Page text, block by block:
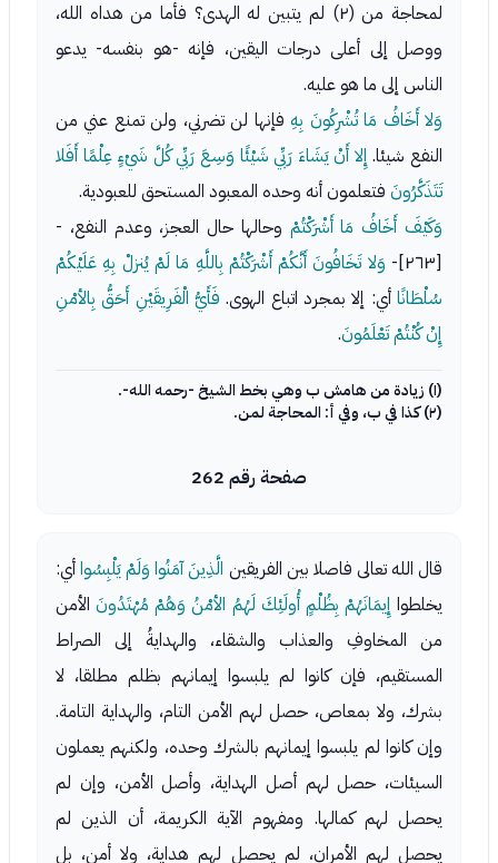
لمحاجة من (٢) لم يتبين له الهدى؟ فأما من هداه الله،
ووصل إلى أعلى درجات اليقين، فإنه -هو بنفسه- يدعو
الناس إلى ما هو عليه.
وَلا أَخَافُ مَا تُشْرِكُونَ بِهِفإنها لن تضرني، ولن تمنع عني من
النفع شيئا. إِلا أَنْ يَشَاءَ رَبِّي شَيْئًا وَسِعَ رَبِّي كُلَّ شَيْءٍ عِلْمًا أَفَلا
تَتَذَكَّرُونَ فتعلمون أنه وحده المعبود المستحق للعبودية.
وَكَيْفَ أَخَافُ مَا أَشْرَكْتُمْ وحالها حال العجز، وعدم النفع، -
[٢٦٣]-
وَلا تَخَافُونَ أَنَّكُمْ أَشْرَكْتُمْ بِاللَّهِ مَا لَمْ يُنزلْ بِهِ عَلَيْكُمْ
سُلْطَانًا أي: إلا بمجرد اتباع الهوى. فَأَيُّ الْفَرِيقَيْنِ أَحَقُّ بِالأمْنِ
إِنْ كُنْتُمْ تَعْلَمُونَ.
(١) زيادة من هامش ب وهي بخط الشيخ -رحمه الله-.
(٢) كذا في ب، وفي أ: المحاجة لمن.
صفحة رقم 262
قال الله تعالى فاصلا بين الفريقين الَّذِينَ آمَنُوا وَلَمْ يَلْبِسُواأي:
يخلطوا إِيمَانَهُمْ بِظُلْمٍ أُولَئِكَ لَهُمُ الأمْنُ وَهُمْ مُهْتَدُونَالأمن
من المخاوفِ والعذاب والشقاء، والهدايةُ إلى الصراط
المستقيم، فإن كانوا لم يلبسوا إيمانهم بظلم مطلقا، لا
بشرك، ولا بمعاص، حصل لهم الأمن التام، والهداية التامة.
وإن كانوا لم يلبسوا إيمانهم بالشرك وحده، ولكنهم يعملون
السيئات، حصل لهم أصل الهداية، وأصل الأمن، وإن لم
يحصل لهم كمالها. ومفهوم الآية الكريمة، أن الذين لم
يحصل لهم الأمران، لم يحصل لهم هداية، ولا أمن، بل